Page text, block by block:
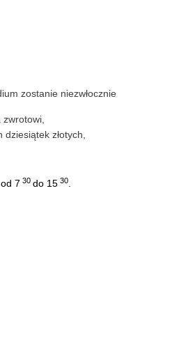
zostanie niezwłocznie
złotych,
7 30 do 15 30.